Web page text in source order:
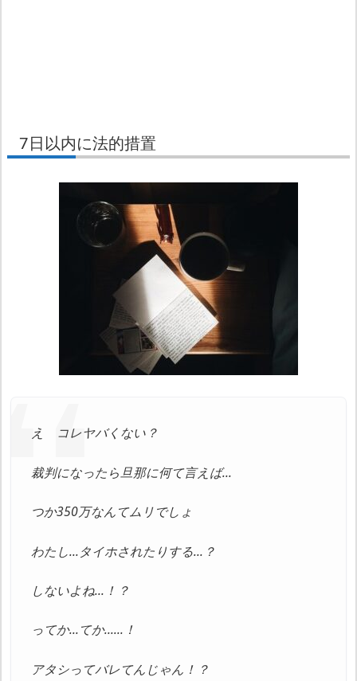
7日以内に法的措置
え コレヤバくない？
裁判になったら旦那に何て言えば…
つか350万なんてムリでしょ
わたし…タイホされたりする…？
しないよね…！？
ってか…てか……！
アタシってバレてんじゃん！？